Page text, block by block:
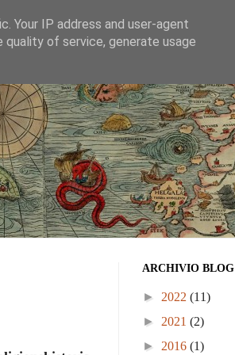
ARCHIVIO BLOG
► 2022 (11)
► 2021 (2)
► 2016 (1)
Your IP address and user-agent
of service, generate usage